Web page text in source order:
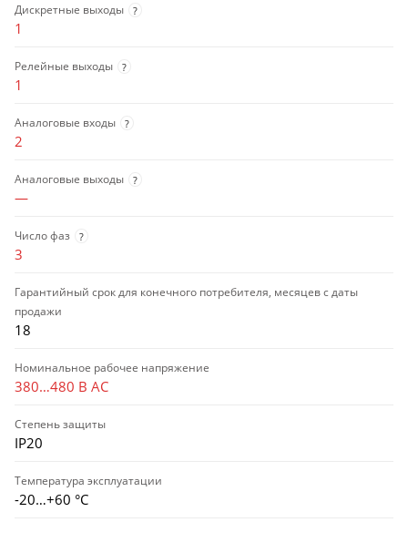
Дискретные выходы ?
1
Релейные выходы ?
1
Аналоговые входы ?
2
Аналоговые выходы ?
—
Число фаз ?
3
Гарантийный срок для конечного потребителя, месяцев с даты
продажи
18
Номинальное рабочее напряжение
380…480 В AC
Степень защиты
IP20
Температура эксплуатации
-20…+60 °С